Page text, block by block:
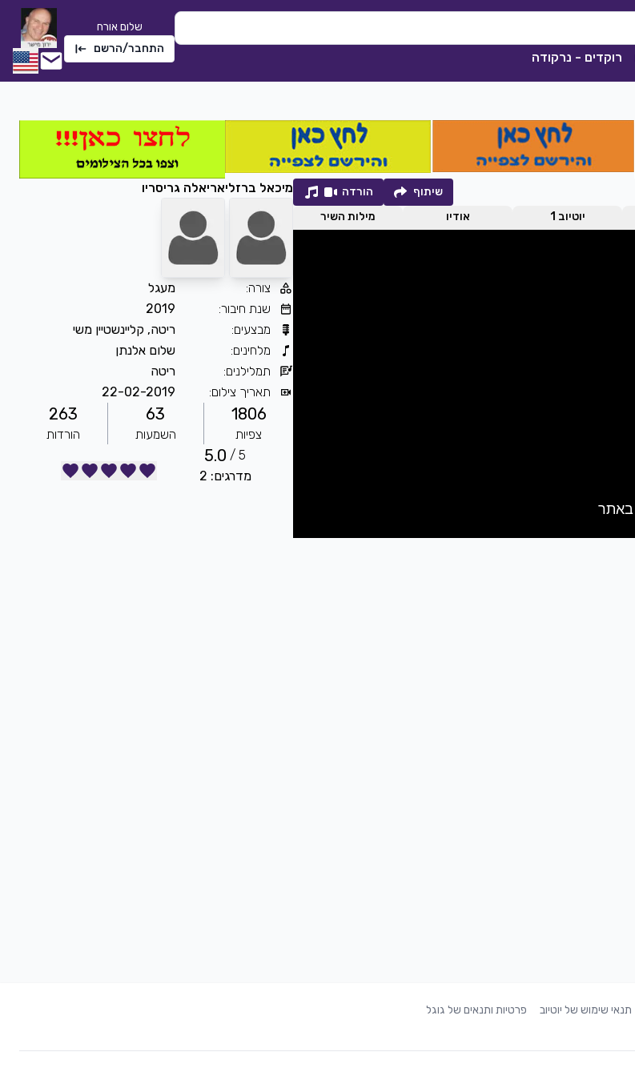
רוקדים - נרקודה
שלום אורח
התחבר/הרשם
שתי טיפות אמא
חלי לבנה
2276 הורדה
שיתוף
הורדה
יוטיוב 1 אודיו מילות השיר
מיכאל ברזליאריאלה גריסריו
צורה:
מעגל
שנת חיבור:
2019
מבצעים:
ריטה, קליינשטיין משי
מלחינים:
שלום אלנתן
תמלילנים:
ריטה
תאריך צילום:
22-02-2019
1806
צפיות
63
השמעות
263
הורדות
5 /
5.0
מדרגים: 2
תנאי שימוש של יוטיוב פרטיות ותנאים של גוגל